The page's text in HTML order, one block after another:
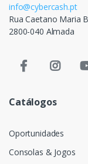
info@cybercash.pt
Rua Caetano Maria
2800-040 Almada
Catálogos
Oportunidades
Consolas & Jogos